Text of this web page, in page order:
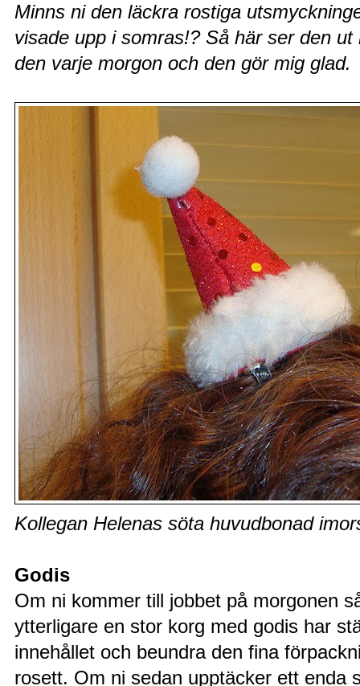
Minns ni den läckra rostiga
visade upp i somras!? Så här ser den
den varje morgon och den gör mig glad.
Kollegan Helenas söta huvudbonad
Godis
Om ni kommer till jobbet på morgonen
ytterligare en stor korg med godis har
innehållet och beundra den fina
rosett. Om ni sedan upptäcker ett enda